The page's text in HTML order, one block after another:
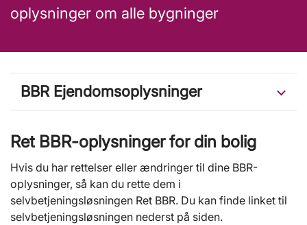
oplysninger om alle bygninger
BBR Ejendomsoplysninger
Ret BBR-oplysninger for din bolig
Hvis du har rettelser eller ændringer til dine BBR-
oplysninger, så kan du rette dem i
selvbetjeningsløsningen Ret BBR. Du kan finde linket til
selvbetjeningsløsningen nederst på siden.